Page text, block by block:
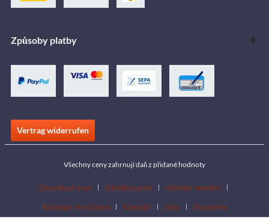
Způsoby platby
Vertrag widerrufen
Všechny ceny zahrnují daň z přidané hodnoty
Download area Händlersuche
Händler werden
Katalogy ke stažení
Kontakt Jobs Standorte